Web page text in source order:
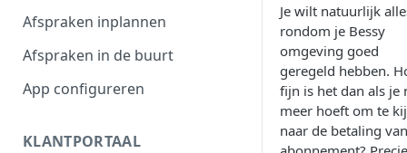
Afspraken inplannen
Afspraken in de buurt
App configureren
KLANTPORTAAL
Je wilt natuurlijk
rondom je Bessy
omgeving goed
geregeld hebben.
fijn is het dan als je
meer hoeft om te
naar de betaling